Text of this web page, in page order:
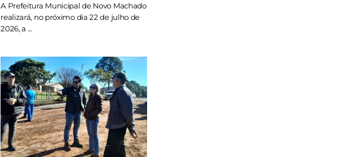
A Prefeitura Municipal de Novo Machado
realizará, no próximo dia 22 de julho de
2026, a ...